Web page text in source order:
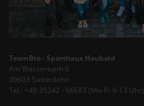
TeamBro - Sporthaus Haubold
Am Wasserturm 6
09603 Siebenlehn
Tel.: +49 35242 - 66683 (Mo-Fr 9-13 Uhr)